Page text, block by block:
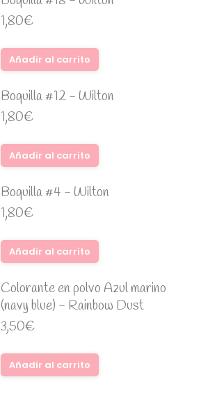
1,80€
Añadir al carrito
Boquilla #12 - Wilton
1,80€
Añadir al carrito
Boquilla #4 - Wilton
1,80€
Añadir al carrito
Colorante en polvo Azul marino
(navy blue) - Rainbow Dust
3,50€
Añadir al carrito